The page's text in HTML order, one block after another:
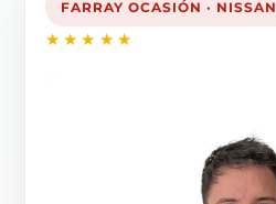
FARRAY OCASIÓN · NISSAN
★★★★★